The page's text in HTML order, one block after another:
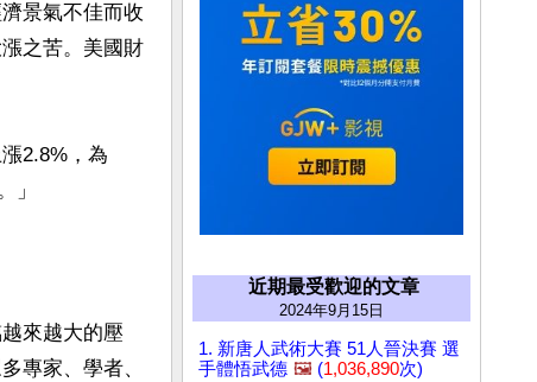
景氣不佳而收
之苦。美國財
2.8%，為
」
來越大的壓
專家、學者、
近期最受歡迎的文章
2024年9月15日
1. 新唐人武術大賽 51人晉決賽 選
手體悟武德 🖼️ (1,036,890次)